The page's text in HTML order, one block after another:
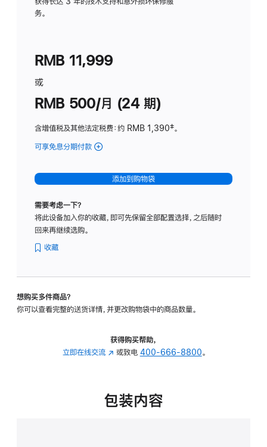
务。
RMB 11,999
或
RMB 500/月 (24 期)
含增值税及其他法定税费：约 RMB 1,390脚
‡。
可享免息分期付款 (Studio
-
标
璃
转
的
添加到购物袋
需要考虑一下？
将此设备加入你的收藏，即可先保留全部配置选择，之后随时
回来再继续选购。
收藏
想购买多件商品？
你可以查看完整的送货详情，并更改购物袋中的商品数量。
获得购买帮助，
立即在线交流 (在
中
或致电 400-666-8800。
包装内容